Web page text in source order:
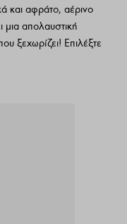
και αφράτο, αέρινο
απολαυστική
ξεχωρίζει! Επιλέξτε